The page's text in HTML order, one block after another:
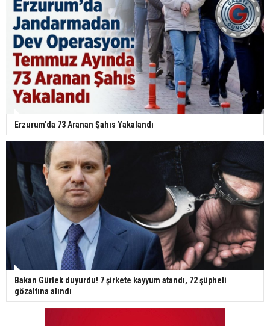
Erzurum'da 73 Aranan Şahıs Yakalandı
Bakan Gürlek duyurdu! 7 şirkete kayyum atandı, 72 şüpheli
gözaltına alındı